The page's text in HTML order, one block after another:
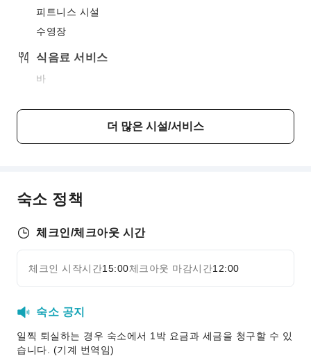
피트니스 시설
수영장
식음료 서비스
바
교통 서비스
픽업/샌딩 서비스
렌터카 서비스
청소 서비스
다림질 서비스
세탁 서비스
자세히 보기
더 많은 시설/서비스
숙소 정책
체크인/체크아웃 시간
체크인 시작시간15:00체크아웃 마감시간12:00
숙소 공지
일찍 퇴실하는 경우 숙소에서 1박 요금과 세금을 청구할 수 있
습니다. (기계 번역임)